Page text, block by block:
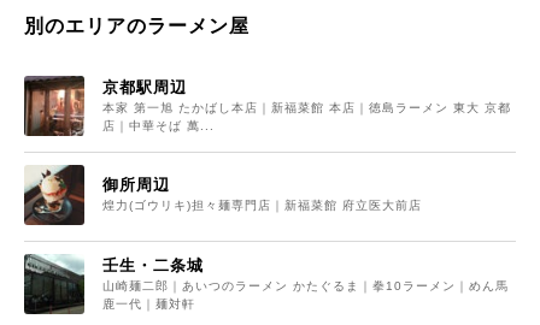
別のエリアのラーメン屋
京都駅周辺
本家 第一旭 たかばし本店｜新福菜館 本店｜徳島ラーメン 東大 京都
店｜中華そば 萬...
御所周辺
煌力(ゴウリキ)担々麺専門店｜新福菜館 府立医大前店
壬生・二条城
山崎麺二郎｜あいつのラーメン かたぐるま｜拳10ラーメン｜めん馬
鹿一代｜麺対軒